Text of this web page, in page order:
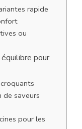
rapide
ou
pour
de saveurs
pour les